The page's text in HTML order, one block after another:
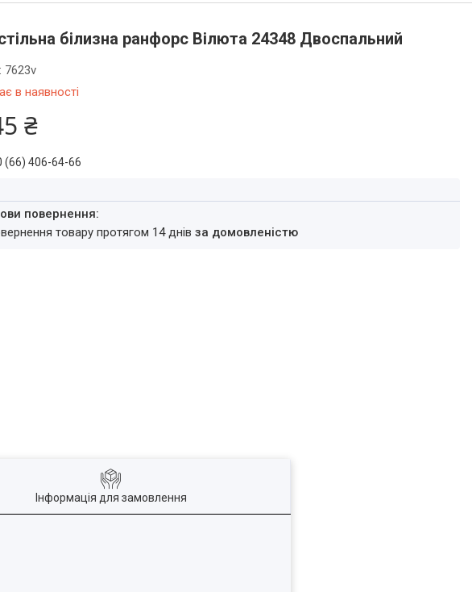
білизна ранфорс Вілюта 24348 Двоспальний
в наявності
7623v
₴
(66) 406-64-66
товару протягом 14 днівза домовленістю
Інформація для замовлення